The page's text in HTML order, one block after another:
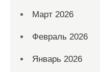
Март 2026
Февраль 2026
Январь 2026